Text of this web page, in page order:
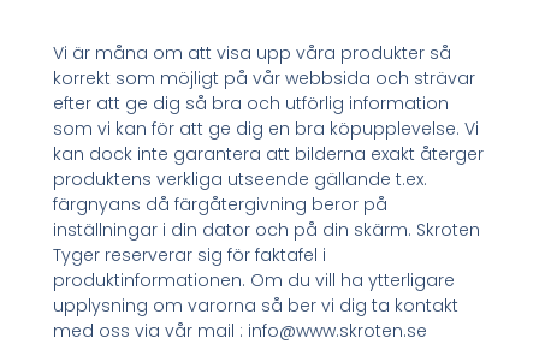
Vi är måna om att visa upp våra produkter så
korrekt som möjligt på vår webbsida och strävar
efter att ge dig så bra och utförlig information
som vi kan för att ge dig en bra köpupplevelse. Vi
kan dock inte garantera att bilderna exakt återger
produktens verkliga utseende gällande t.ex.
färgnyans då färgåtergivning beror på
inställningar i din dator och på din skärm. Skroten
Tyger reserverar sig för faktafel i
produktinformationen. Om du vill ha ytterligare
upplysning om varorna så ber vi dig ta kontakt
med oss via vår mail : info@www.skroten.se